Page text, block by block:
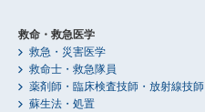
救命・救急医学
救急・災害医学
救命士・救急隊員
薬剤師・臨床検査技師・放射線技師
蘇生法・処置